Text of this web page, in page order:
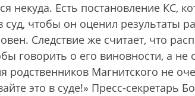
некуда. Есть постановление КС,
суд, чтобы он оценил результаты
Следствие же считает, что
говорить о его виновности, а
родственников Магнитского не
это в суде!» Пресс-секретарь